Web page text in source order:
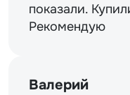
показали.
Рекомендую
Валерий